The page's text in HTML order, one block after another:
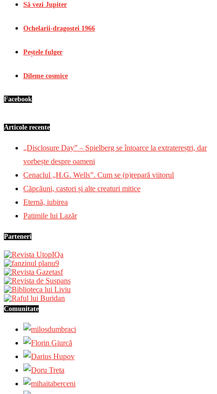
Să vezi Jupiter
Ochelarii-dragostei 1966
Peștele fulger
Dileme cosmice
Facebook
Articole recente
„Disclosure Day” – Spielberg se întoarce la extratereștri, dar
vorbește despre oameni
Cenaclul „H.G. Wells”. Cum se (p)repară viitorul
Căpcăuni, castori și alte creaturi mitice
Eternă, iubirea
Patimile lui Lazăr
Parteneri
Comunitate